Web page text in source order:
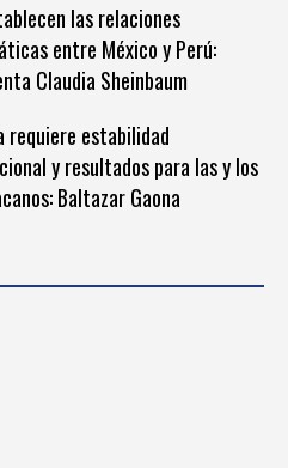
las relaciones
entre México y Perú:
Claudia Sheinbaum
requiere estabilidad
y resultados para las y los
Baltazar Gaona